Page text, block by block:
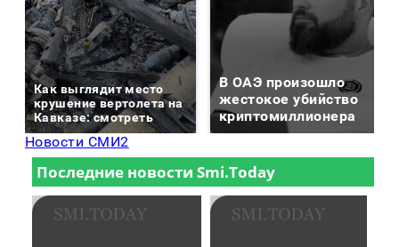
Как выглядит место
крушение вертолета на
Кавказе: смотреть
В ОАЭ произошло
жестокое убийство
криптомиллионера
Новости СМИ2